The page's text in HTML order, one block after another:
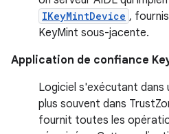
IKeyMintDevice ,
KeyMint sous-jacente.
Application de confiance
Logiciel s'exécutant dans
plus souvent dans
fournit toutes les